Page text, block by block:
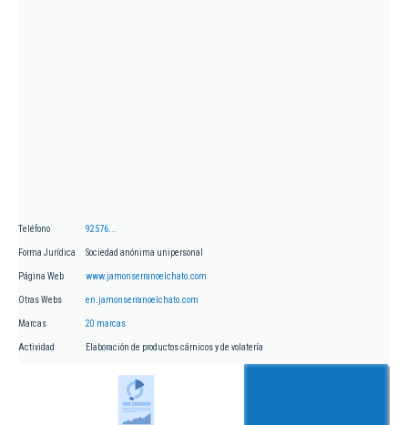
Teléfono 92576...
Forma Jurídica Sociedad anónima unipersonal
Página Web www.jamonserranoelchato.com
Otras Webs en.jamonserranoelchato.com
Marcas 20 marcas
Actividad Elaboración de productos cárnicos y de volatería